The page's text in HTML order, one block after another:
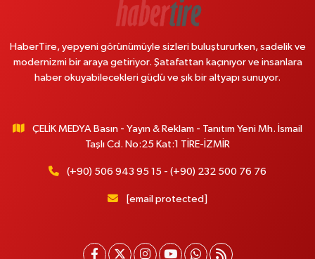
HaberTire, yepyeni görünümüyle sizleri buluştururken, sadelik ve
modernizmi bir araya getiriyor. Şatafattan kaçınıyor ve insanlara
haber okuyabilecekleri güçlü ve şık bir altyapı sunuyor.
ÇELİK MEDYA Basın - Yayın & Reklam - Tanıtım Yeni Mh. İsmail
Taşlı Cd. No:25 Kat:1 TİRE-İZMİR
(+90) 506 943 95 15 - (+90) 232 500 76 76
[email protected]